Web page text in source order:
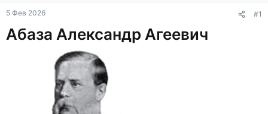
ы
л
5 Фев 2026 #1
Абаза Александр Агеевич